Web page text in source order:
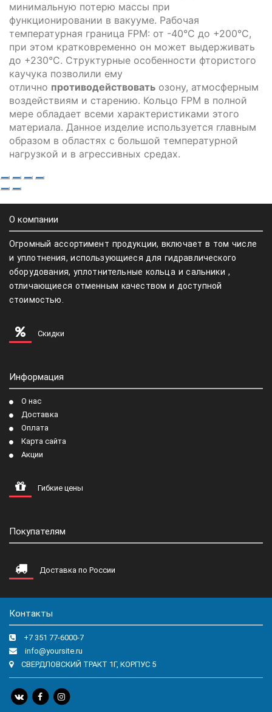
минимальную потерю массы при
функционировании в вакууме. Рабочая
температурная граница FPM: от -40°C до +200°C,
при этом кратковременно он может выдерживать
до +230°C. Структурные особенности фтористого
каучука позволили ему
отлично противодействовать озону, атмосферным
воздействиям и старению. Кольцо FPM в полной
мере обладает всеми характеристиками этого
материала. Данное изделие используется главным
образом в областях с большой температурной
нагрузкой и в агрессивных средах.
О компании
Огромный ассортимент продукции, включает в том числе
и уплотнения, использующиеся для гидравлического
оборудования, уплотнительные кольца и сальники ,
отличающиеся отменным качеством и доступной
стоимостью.
Скидки
Информация
О нас
Доставка
Оплата
Карта сайта
Акции
Гибкие цены
Покупателям
Доставка по России
Контакты
+7 351 77-6000-7
info@yoursite.ru
СВЕРДЛОВСКИЙ ТРАКТ 1Г, КОРПУС 5